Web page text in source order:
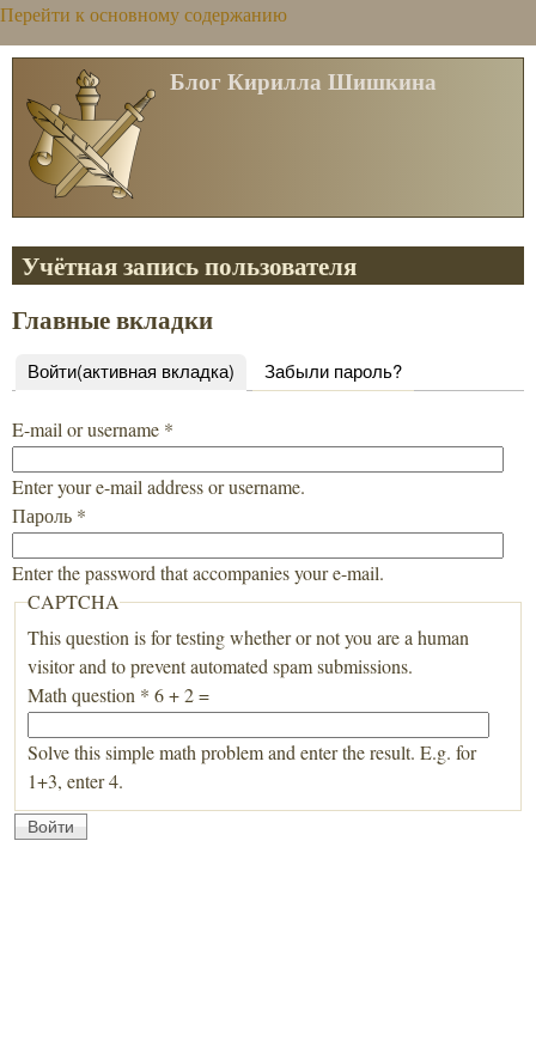
Перейти к основному содержанию
Блог Кирилла Шишкина
Учётная запись пользователя
Главные вкладки
Войти(активная вкладка) Забыли пароль?
E-mail or username *
Enter your e-mail address or username.
Пароль *
Enter the password that accompanies your e-mail.
CAPTCHA
This question is for testing whether or not you are a human
visitor and to prevent automated spam submissions.
Math question * 6 + 2 =
Solve this simple math problem and enter the result. E.g. for
1+3, enter 4.